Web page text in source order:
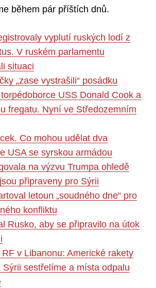
během pár příštích dnů.
vyplutí ruských lodí z
V ruském parlamentu
situaci
„zase vystrašili“ posádku
USS Donald Cook a
fregatu. Nyní ve Středozemním
Co mohou udělat dva
USA se syrskou armádou
na výzvu Trumpa ohledě
připraveny pro Sýrii
letoun „soudného dne“ pro
konfliktu
Rusko, aby se připravilo na útok
v Libanonu: Americké rakety
Sýrii sestřelíme a místa odpalu